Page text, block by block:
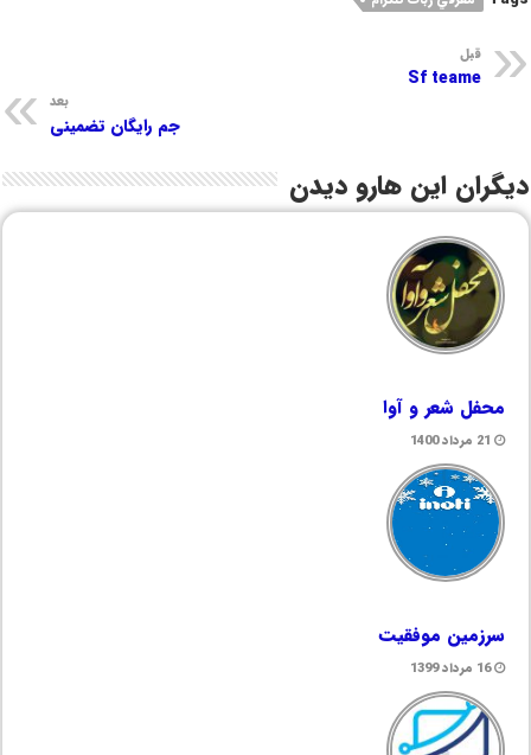
قبل
Sf teame
بعد
جم رایگان تضمینی
دیگران این هارو دیدن
محفل شعر و آوا
21 مرداد 1400
سرزمین موفقیت
16 مرداد 1399